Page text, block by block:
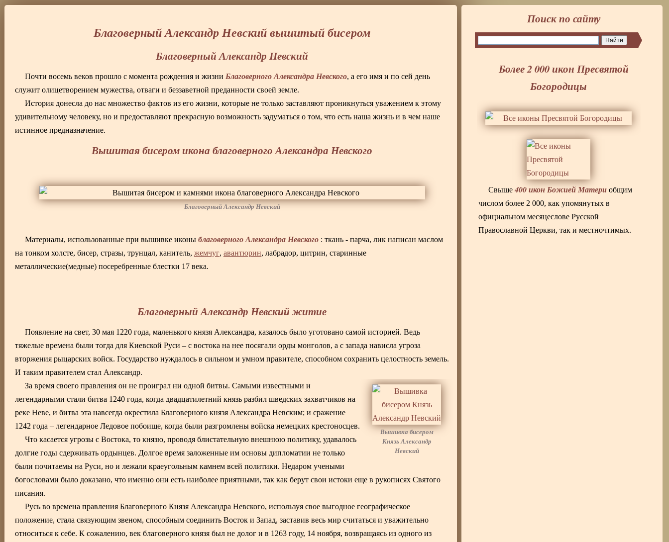
Благоверный Александр Невский вышитый бисером
Благоверный Александр Невский
Почти восемь веков прошло с момента рождения и жизни Благоверного Александра Невского, а его имя и по сей день
служит олицетворением мужества, отваги и беззаветной преданности своей земле.
История донесла до нас множество фактов из его жизни, которые не только заставляют проникнуться уважением к этому
удивительному человеку, но и предоставляют прекрасную возможность задуматься о том, что есть наша жизнь и в чем наше
истинное предназначение.
Вышитая бисером икона благоверного Александра Невского
Благоверный Александр Невский
Материалы, использованные при вышивке иконы благоверного Александра Невского: ткань - парча, лик написан маслом
на тонком холсте, бисер, стразы, трунцал, канитель, жемчуг, авантюрин, лабрадор, цитрин, старинные
металлические(медные) посеребренные блестки 17 века.
Благоверный Александр Невский житие
Появление на свет, 30 мая 1220 года, маленького князя Александра, казалось было уготовано самой историей. Ведь
тяжелые времена были тогда для Киевской Руси – с востока на нее посягали орды монголов, а с запада нависла угроза
вторжения рыцарских войск. Государство нуждалось в сильном и умном правителе, способном сохранить целостность земель.
И таким правителем стал Александр.
Вышивка бисером
Князь Александр
Невский
За время своего правления он не проиграл ни одной битвы. Самыми известными и
легендарными стали битва 1240 года, когда двадцатилетний князь разбил шведских захватчиков на
реке Неве, и битва эта навсегда окрестила Благоверного князя Александра Невским; и сражение
1242 года – легендарное Ледовое побоище, когда были разгромлены войска немецких крестоносцев.
Что касается угрозы с Востока, то князю, проводя блистательную внешнюю политику, удавалось
долгие годы сдерживать ордынцев. Долгое время заложенные им основы дипломатии не только
были почитаемы на Руси, но и лежали краеугольным камнем всей политики. Недаром учеными
богословами было доказано, что именно они есть наиболее приятными, так как берут свои истоки еще в рукописях Святого
писания.
Русь во времена правления Благоверного Князя Александра Невского, используя свое выгодное географическое
положение, стала связующим звеном, способным соединить Восток и Запад, заставив весь мир считаться и уважительно
относиться к себе. К сожалению, век благоверного князя был не долог и в 1263 году, 14 ноября, возвращаясь из одного из
Поиск по сайту
Более 2 000 икон Пресвятой
Богородицы
Свыше400 икон Божией Матери общим
числом более 2 000, как упомянутых в
официальном месяцеслове Русской
Православной Церкви, так и местночтимых.